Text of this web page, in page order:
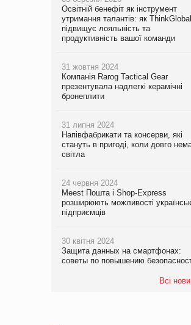
Освітній бенефіт як інструмент
утримання талантів: як ThinkGlobal
підвищує лояльність та
продуктивність вашої команди
31 жовтня 2024
Компанія Rarog Tactical Gear
презентувала надлегкі керамічні
бронеплити
31 липня 2024
Напівфабрикати та консерви, які
стануть в пригоді, коли довго
світла
24 червня 2024
Meest Пошта і Shop-Express
розширюють можливості
підприємців
30 квітня 2024
Защита данных на смартфонах:
советы по повышению
Всі